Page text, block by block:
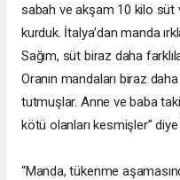
sabah ve akşam 10 kilo süt
kurduk. İtalya’dan manda
Sağım, süt biraz daha
Oranın mandaları biraz
tutmuşlar. Anne ve baba
kötü olanları kesmişler”
“Manda, tükenme